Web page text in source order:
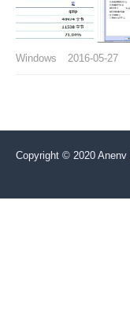
Windows 2016-05-27
Copyright © 2020 Anenv